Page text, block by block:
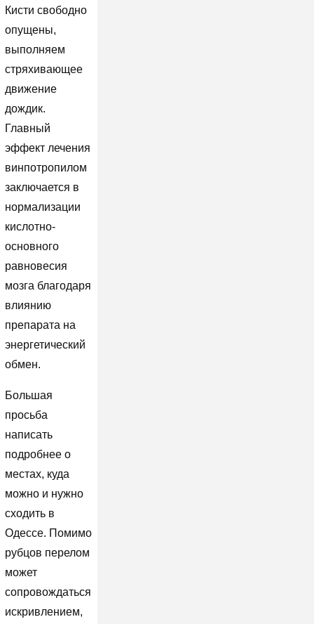
Кисти свободно
опущены,
выполняем
стряхивающее
движение
дождик.
Главный
эффект лечения
винпотропилом
заключается в
нормализации
кислотно-
основного
равновесия
мозга благодаря
влиянию
препарата на
энергетический
обмен.
Большая
просьба
написать
подробнее о
местах, куда
можно и нужно
сходить в
Одессе. Помимо
рубцов перелом
может
сопровождаться
искривлением,